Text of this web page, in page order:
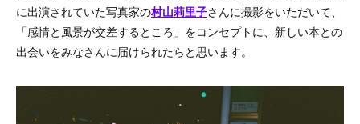
に出演されていた写真家の村山莉里子さんに撮影をいただいて、
「感情と風景が交差するところ」をコンセプトに、新しい本との
出会いをみなさんに届けられたらと思います。